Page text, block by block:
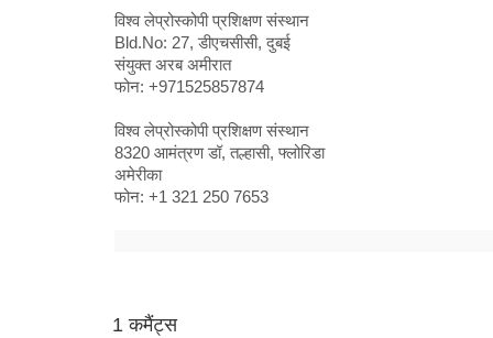
विश्व लेप्रोस्कोपी प्रशिक्षण संस्थान
Bld.No: 27, डीएचसीसी, दुबई
संयुक्त अरब अमीरात
फोन: +971525857874
विश्व लेप्रोस्कोपी प्रशिक्षण संस्थान
8320 आमंत्रण डॉ, तल्हासी, फ्लोरिडा
अमेरीका
फोन: +1 321 250 7653
1 कमैंट्स